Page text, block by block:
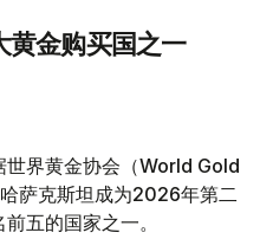
黄金购买国之一
世界黄金协会（World Gold
萨克斯坦成为2026年第二
五的国家之一。